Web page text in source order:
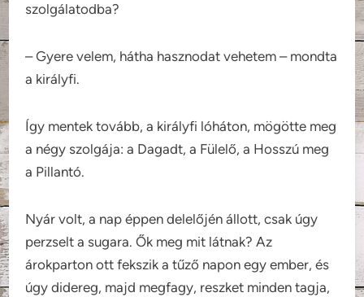
szolgálatodba?
– Gyere velem, hátha hasznodat vehetem – mondta
a királyfi.
Így mentek tovább, a királyfi lóháton, mögötte meg
a négy szolgája: a Dagadt, a Fülelő, a Hosszú meg
a Pillantó.
Nyár volt, a nap éppen delelőjén állott, csak úgy
perzselt a sugara. Ők meg mit látnak? Az
árokparton ott fekszik a tűző napon egy ember, és
úgy didereg, majd megfagy, reszket minden tagja,